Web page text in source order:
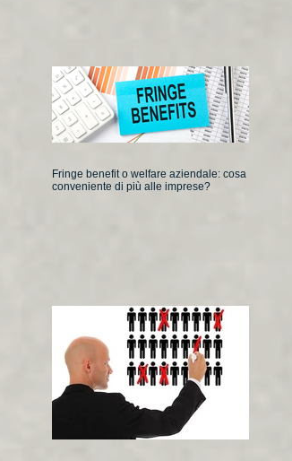
Fringe benefit o welfare aziendale: cosa
conveniente di più alle imprese?